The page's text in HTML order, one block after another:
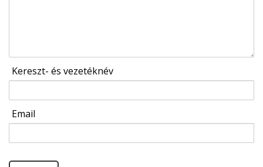
Kereszt- és vezetéknév
Email